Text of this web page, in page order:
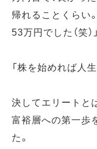
帰れることくらい
53万円でした（笑）」
「株を始めれば人
決してエリートと
富裕層への第一歩
た。